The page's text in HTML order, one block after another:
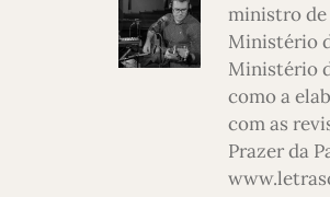
ministro de
Ministério
Ministério
como a
com as
Prazer da